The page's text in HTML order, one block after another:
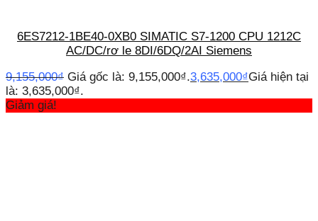
6ES7212-1BE40-0XB0 SIMATIC S7-1200 CPU 1212C
AC/DC/rơ le 8DI/6DQ/2AI Siemens
9,155,000₫ Giá gốc là: 9,155,000₫.3,635,000₫Giá hiện tại
là: 3,635,000₫.
Giảm giá!